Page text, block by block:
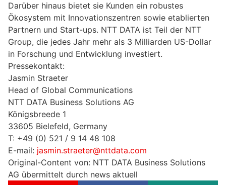
Darüber hinaus bietet sie Kunden ein robustes
Ökosystem mit Innovationszentren sowie etablierten
Partnern und Start-ups. NTT DATA ist Teil der NTT
Group, die jedes Jahr mehr als 3 Milliarden US-Dollar
in Forschung und Entwicklung investiert.
Pressekontakt:
Jasmin Straeter
Head of Global Communications
NTT DATA Business Solutions AG
Königsbreede 1
33605 Bielefeld, Germany
T: +49 (0) 521 / 9 14 48 108
E-mail: jasmin.straeter@nttdata.com
Original-Content von: NTT DATA Business Solutions
AG übermittelt durch news aktuell